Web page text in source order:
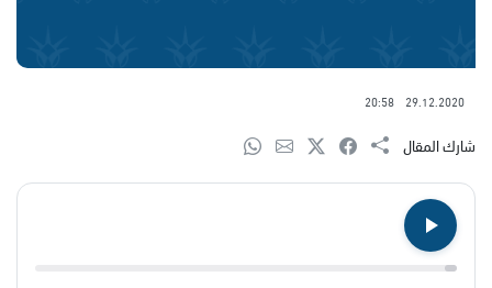
29.12.2020
20:58
شارك المقال